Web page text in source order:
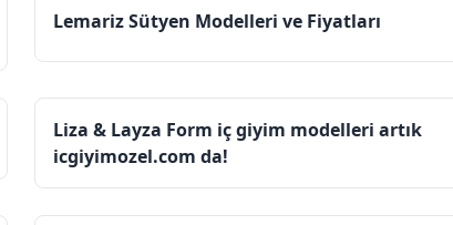
Lemariz Sütyen Modelleri ve Fiyatları
Liza & Layza Form iç giyim modelleri artık
icgiyimozel.com da!